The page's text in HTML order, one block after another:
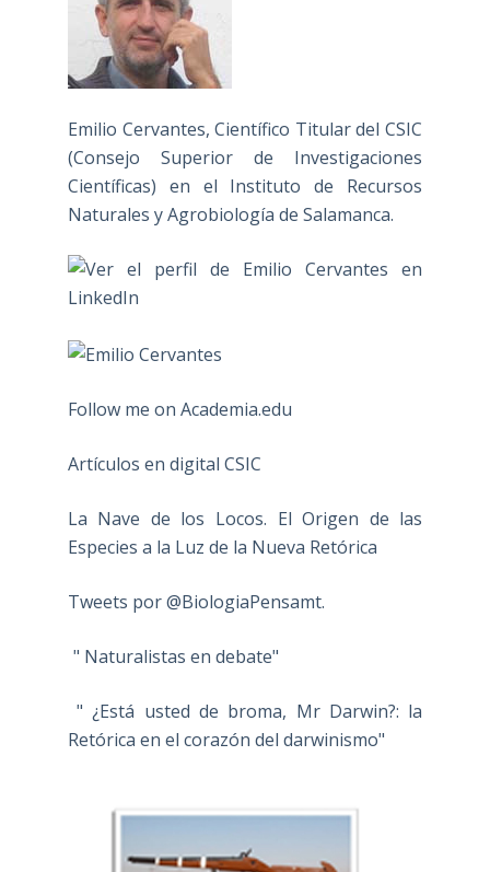
Emilio Cervantes, Científico Titular del CSIC
(Consejo Superior de Investigaciones
Científicas) en el Instituto de Recursos
Naturales y Agrobiología de Salamanca.
Follow me on Academia.edu
Artículos en digital CSIC
La Nave de los Locos. El Origen de las
Especies a la Luz de la Nueva Retórica
Tweets por @BiologiaPensamt.
" Naturalistas en debate"
" ¿Está usted de broma, Mr Darwin?: la
Retórica en el corazón del darwinismo"